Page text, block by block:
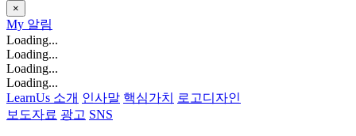
×
My 알림
Loading...
Loading...
Loading...
Loading...
LearnUs 소개 인사말 핵심가치
로고디자인
보도자료 광고 SNS